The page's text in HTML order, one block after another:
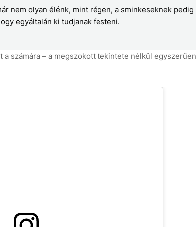
nem olyan élénk, mint régen, a sminkeseknek pedig
egyáltalán ki tudjanak festeni.
számára – a megszokott tekintete nélkül egyszerűen